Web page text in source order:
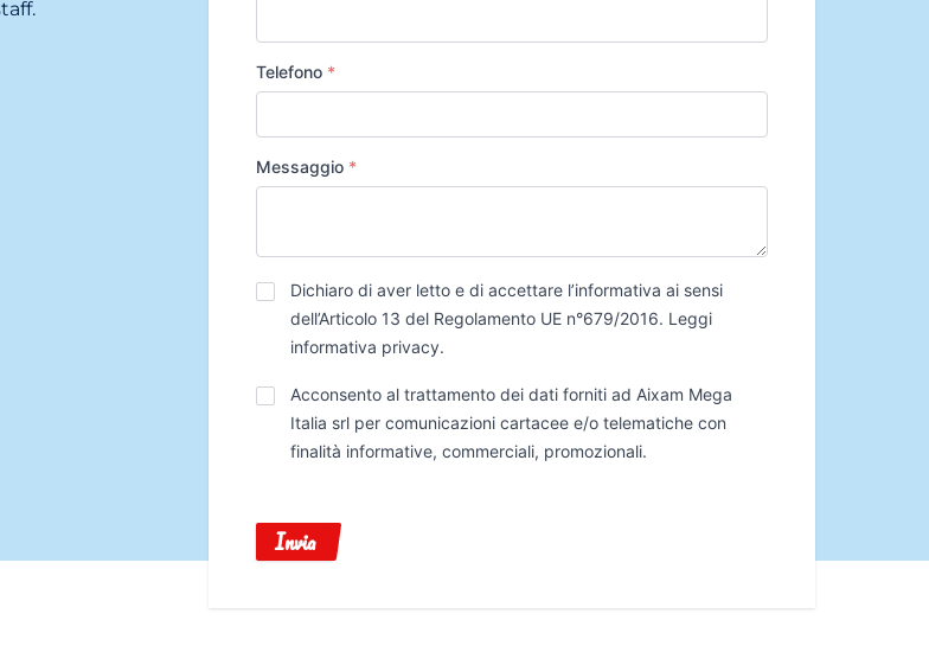
Telefono *
Messaggio *
Privacy*
Dichiaro di aver letto e di accettare l’informativa ai sensi
dell’Articolo 13 del Regolamento UE n°679/2016. Leggi
informativa privacy.
Trattamento
Dati
Acconsento al trattamento dei dati forniti ad Aixam Mega
Italia srl per comunicazioni cartacee e/o telematiche con
finalità informative, commerciali, promozionali.
Invia